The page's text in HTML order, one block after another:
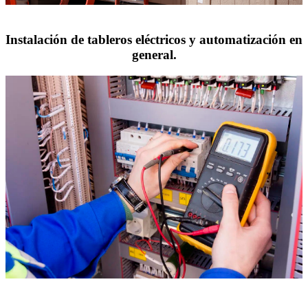
Instalación de tableros eléctricos y automatización en
general.